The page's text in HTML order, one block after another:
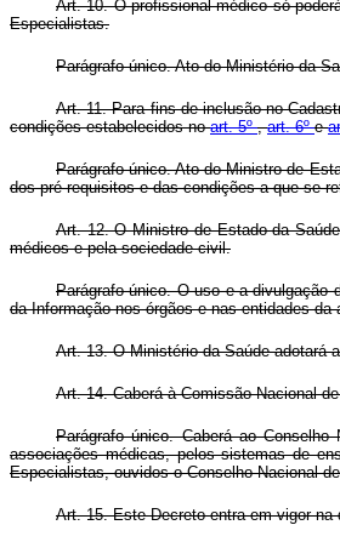
Art. 10. O profissional médico só
Especialistas.
Parágrafo único. Ato do Ministério da
Art. 11. Para fins de inclusão no
condições estabelecidos noart. 5º,art. 6ºe
Parágrafo único. Ato do Ministro de
dos pré-requisitos e das condições a que se
Art. 12. O Ministro de Estado da
médicos e pela sociedade civil.
Parágrafo único. O uso e a divulgação
da Informação nos órgãos e nas entidades
Art. 13. O Ministério da Saúde adotará
Art. 14. Caberá à Comissão Nacional
Parágrafo único. Caberá ao
associações médicas, pelos sistemas de
Especialistas, ouvidos o Conselho Nacional
Art. 15. Este Decreto entra em vigor na